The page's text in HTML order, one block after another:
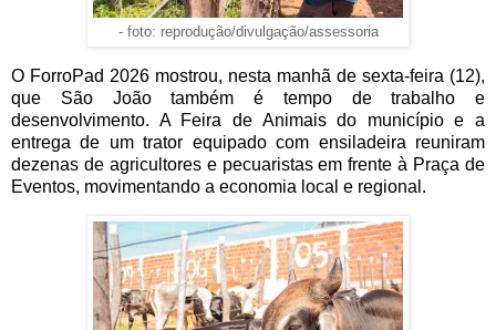
- foto: reprodução/divulgação/assessoria
O ForroPad 2026 mostrou, nesta manhã de sexta-feira (12),
que São João também é tempo de trabalho e
desenvolvimento. A Feira de Animais do município e a
entrega de um trator equipado com ensiladeira reuniram
dezenas de agricultores e pecuaristas em frente à Praça de
Eventos, movimentando a economia local e regional.